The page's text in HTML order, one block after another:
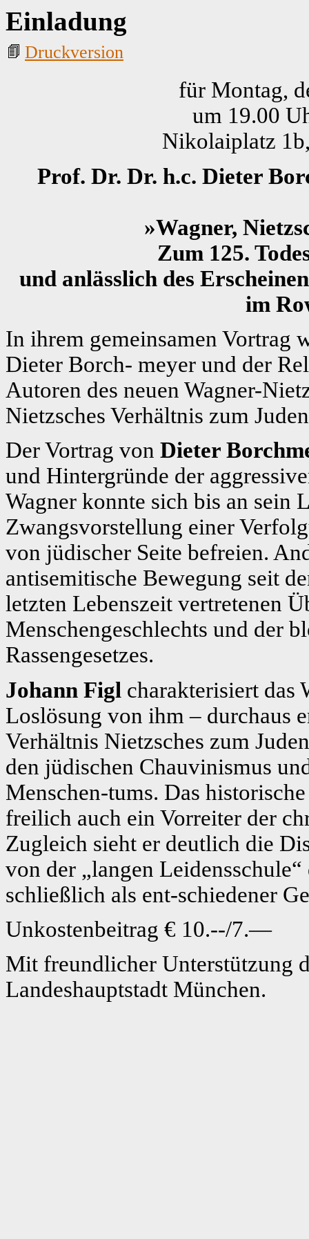
Einladung
Druckversion
für Montag,
um 19.00
Nikolaiplatz
Prof. Dr. Dr. h.c. Dieter
»Wagner,
Zum 125.
und anlässlich des
im
In ihrem gemeinsamen Vortrag
Dieter Borch- meyer und der
Autoren des neuen Wagner-
Nietzsches Verhältnis zum
Der Vortrag von Dieter
und Hintergründe der
Wagner konnte sich bis an sein
Zwangsvorstellung einer
von jüdischer Seite befreien.
antisemitische Bewegung seit
letzten Lebenszeit vertretenen
Menschengeschlechts und der
Rassengesetzes.
Johann Figl charakterisiert das
Loslösung von ihm – durchaus
Verhältnis Nietzsches zum
den jüdischen Chauvinismus
Menschen-tums. Das
freilich auch ein Vorreiter der
Zugleich sieht er deutlich die
von der „langen
schließlich als ent-schiedener
Unkostenbeitrag € 10.--/7.—
Mit freundlicher Unterstützung
Landeshauptstadt München.